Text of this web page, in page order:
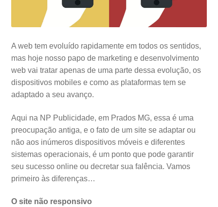
A web tem evoluído rapidamente em todos os sentidos,
mas hoje nosso papo de marketing e desenvolvimento
web vai tratar apenas de uma parte dessa evolução, os
dispositivos mobiles e como as plataformas tem se
adaptado a seu avanço.
Aqui na NP Publicidade, em Prados MG, essa é uma
preocupação antiga, e o fato de um site se adaptar ou
não aos inúmeros dispositivos móveis e diferentes
sistemas operacionais, é um ponto que pode garantir
seu sucesso online ou decretar sua falência. Vamos
primeiro às diferenças…
O site não responsivo